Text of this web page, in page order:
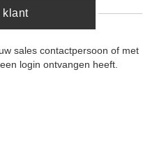
klant
sales contactpersoon of met
login ontvangen heeft.